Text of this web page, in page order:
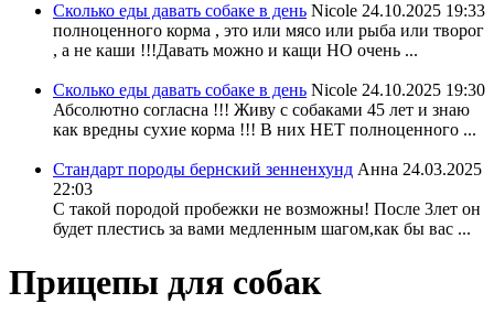
Сколько еды давать собаке в день Nicole 24.10.2025 19:33
полноценного корма , это или мясо или рыба или творог
, а не каши !!!Давать можно и кащи НО очень ...
Сколько еды давать собаке в день Nicole 24.10.2025 19:30
Абсолютно согласна !!! Живу с собаками 45 лет и знаю
как вредны сухие корма !!! В них НЕТ полноценного ...
Стандарт породы бернский зенненхунд Анна 24.03.2025
22:03
С такой породой пробежки не возможны! После 3лет он
будет плестись за вами медленным шагом,как бы вас ...
Прицепы для собак